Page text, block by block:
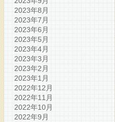
2023年8月
2023年7月
2023年6月
2023年5月
2023年4月
2023年3月
2023年2月
2023年1月
2022年12月
2022年11月
2022年10月
2022年9月